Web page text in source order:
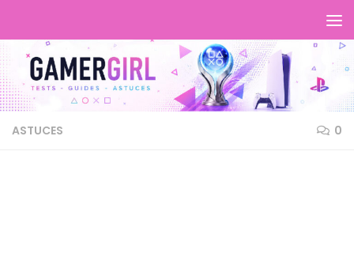
ASTUCES 0